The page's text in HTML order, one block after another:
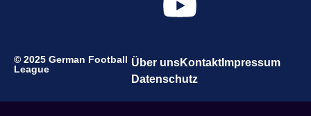
© 2025 German Football
League
Über unsKontaktImpressum
Datenschutz